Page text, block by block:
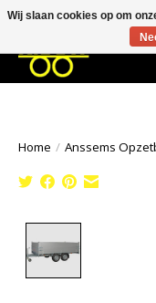
033- 2470 538
Home / Anssems
Wij slaan cookies op om